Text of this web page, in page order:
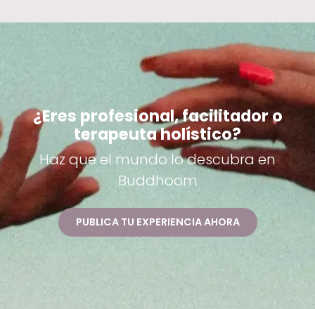
¿Eres profesional, facilitador o
terapeuta holístico?
Haz que el mundo lo descubra en
Buddhoom
PUBLICA TU EXPERIENCIA AHORA